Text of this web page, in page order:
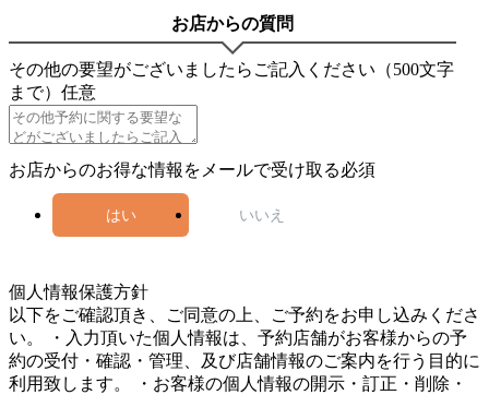
お店からの質問
その他の要望がございましたらご記入ください（500文字
まで） 任意
お店からのお得な情報をメールで受け取る必須
はい いいえ
個人情報保護方針
以下をご確認頂き、ご同意の上、ご予約をお申し込みくださ
い。 ・入力頂いた個人情報は、予約店舗がお客様からの予
約の受付・確認・管理、及び店舗情報のご案内を行う目的に
利用致します。 ・お客様の個人情報の開示・訂正・削除・